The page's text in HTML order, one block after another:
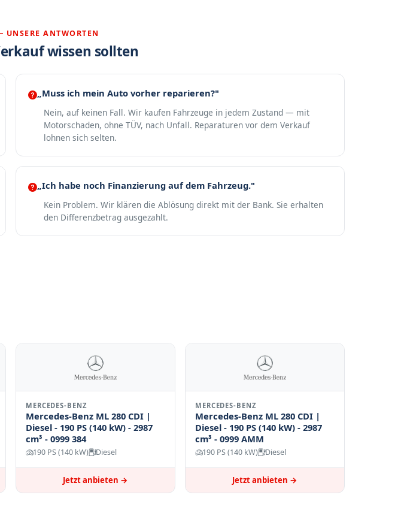
ANTWORTEN
wissen sollten
„Muss ich mein Auto vorher reparieren?"
Nein, auf keinen Fall. Wir kaufen Fahrzeuge in jedem Zustand — mit
Motorschaden, ohne TÜV, nach Unfall. Reparaturen vor dem Verkauf
lohnen sich selten.
„Ich habe noch Finanzierung auf dem Fahrzeug."
Kein Problem. Wir klären die Ablösung direkt mit der Bank. Sie erhalten
den Differenzbetrag ausgezahlt.
MERCEDES-BENZ
Mercedes-Benz ML 280 CDI |
Diesel - 190 PS (140 kW) - 2987
cm³ - 0999 384
190 PS (140 kW) Diesel
Jetzt anbieten →
MERCEDES-BENZ
Mercedes-Benz ML 280 CDI |
Diesel - 190 PS (140 kW) - 2987
cm³ - 0999 AMM
190 PS (140 kW) Diesel
Jetzt anbieten →